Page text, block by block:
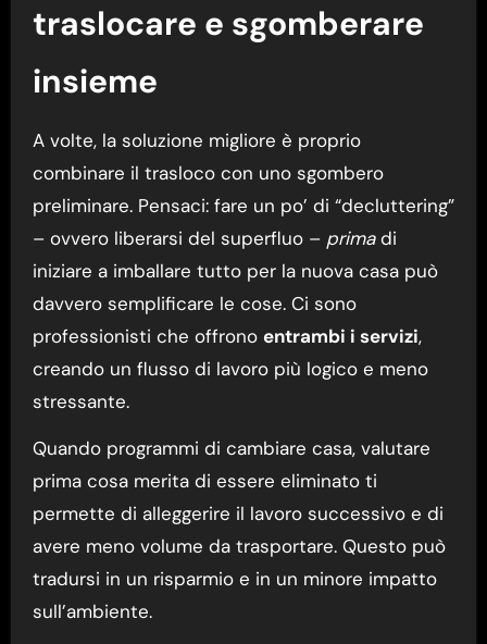
traslocare e sgomberare
insieme
A volte, la soluzione migliore è proprio
combinare il trasloco con uno sgombero
preliminare. Pensaci: fare un po’ di “decluttering”
– ovvero liberarsi del superfluo – primadi
iniziare a imballare tutto per la nuova casa può
davvero semplificare le cose. Ci sono
professionisti che offrono entrambi i servizi,
creando un flusso di lavoro più logico e meno
stressante.
Quando programmi di cambiare casa, valutare
prima cosa merita di essere eliminato ti
permette di alleggerire il lavoro successivo e di
avere meno volume da trasportare. Questo può
tradursi in un risparmio e in un minore impatto
sull’ambiente.